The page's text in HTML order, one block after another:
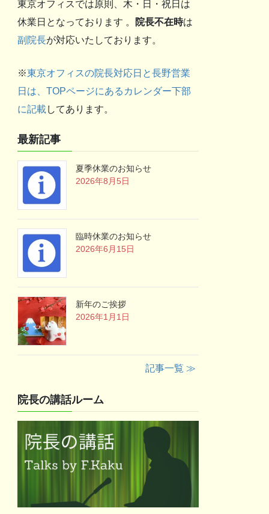
東京オフィスでは原則、木・日・祝日は
休業日となっております 。
院長不在時は
副院長が対応いたしております。
※東京オフィスの院長対応日と長野営業
日は、TOPページにあるカレンダー下部
に記載 してあります。
最新記事
夏季休業のお知らせ
2026年8月5日
臨時休業のお知らせ
2026年6月15日
新年のご挨拶
2026年1月1日
記事一覧 ≫
院長の講話ルーム